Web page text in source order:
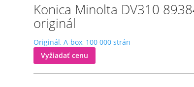
Konica Minolta DV310
originál
Originál, A-box, 100 000 strán
Vyžiadať cenu